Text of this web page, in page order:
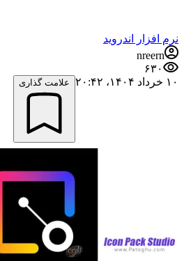
نرم افزار اندروید
nreern
۶۳۰
۱۰ خرداد ۱۴۰۴،‏ ۲۰:۴۲
علامت گذاری